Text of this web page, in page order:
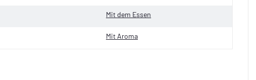
Mit dem Essen
Mit Aroma